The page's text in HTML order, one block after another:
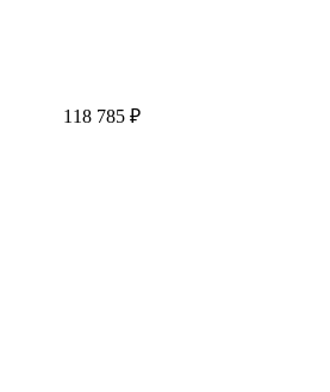
118 785 ₽